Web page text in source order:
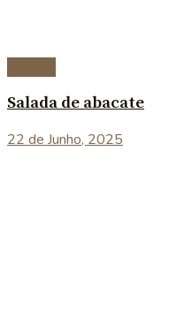
Salada de abacate
22 de Junho, 2025